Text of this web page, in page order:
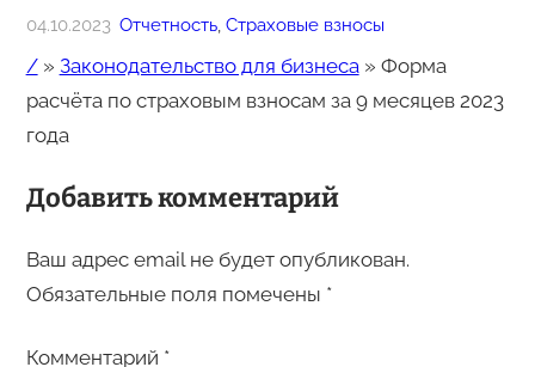
04.10.2023 Отчетность, Страховые взносы
/» Законодательство для бизнеса» Форма
расчёта по страховым взносам за 9 месяцев 2023
года
Добавить комментарий
Ваш адрес email не будет опубликован.
Обязательные поля помечены *
Комментарий *